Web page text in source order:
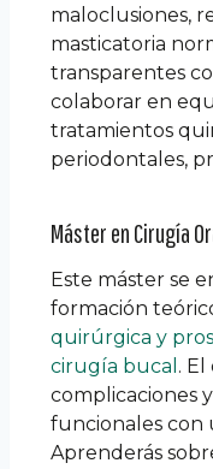
maloclusiones,
masticatoria
transparentes
colaborar en
tratamientos
periodontales,
Máster en Cirugía
Este máster se
formación
quirúrgica y
cirugía bucal .
complicaciones
funcionales con
Aprenderás